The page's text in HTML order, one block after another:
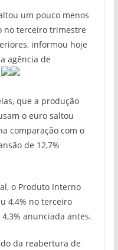
um pouco menos
no terceiro trimestre
informou hoje
agência de
que a produção
o euro saltou
comparação com o
de 12,7%
o Produto Interno
4,4% no terceiro
anunciada antes.
da reabertura de